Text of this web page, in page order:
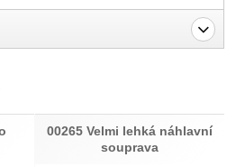
žádná recenze.
00265 Velmi lehká náhlavní
souprava